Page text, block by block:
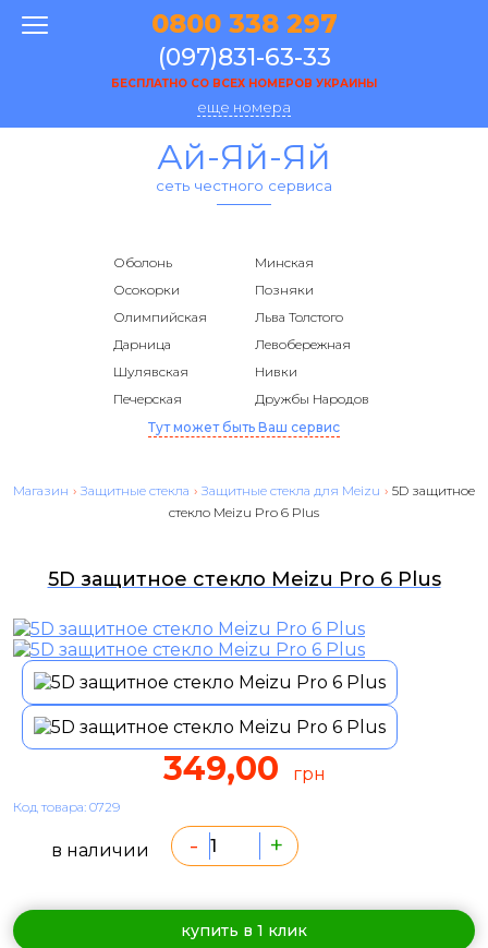
0800 338 297
(097)831-63-33
БЕСПЛАТНО СО ВСЕХ НОМЕРОВ УКРАИНЫ
еще номера
Ай-Яй-Яй
сеть честного сервиса
Оболонь
Минская
Осокорки
Позняки
Олимпийская
Льва Толстого
Дарница
Левобережная
Шулявская
Нивки
Печерская
Дружбы Народов
Тут может быть Ваш сервис
Магазин › Защитные стекла › Защитные стекла для Meizu › 5D защитное
стекло Meizu Pro 6 Plus
5D защитное стекло Meizu Pro 6 Plus
349,00 грн
Код товара: 0729
в наличии - +
купить в 1 клик